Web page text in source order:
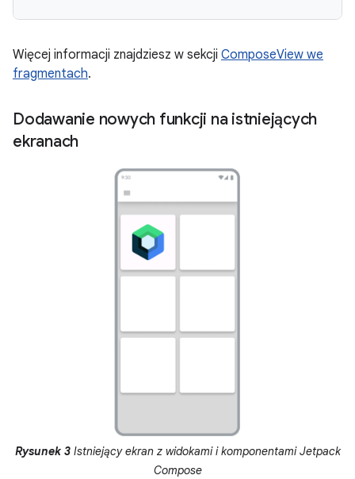
Więcej informacji znajdziesz w sekcji ComposeView we
fragmentach.
Dodawanie nowych funkcji na istniejących
ekranach
Rysunek 3Istniejący ekran z widokami i komponentami Jetpack
Compose